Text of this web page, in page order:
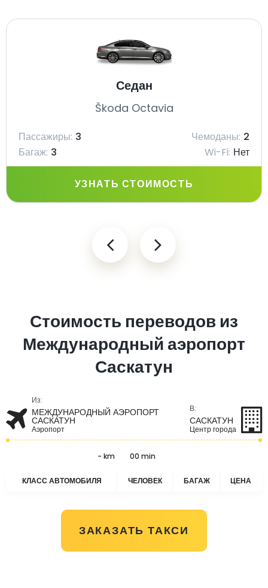
Седан
Škoda Octavia
Пассажиры: 3 Чемоданы: 2
Багаж: 3 Wi-Fi: Нет
УЗНАТЬ СТОИМОСТЬ
Стоимость переводов из
Международный аэропорт
Саскатун
Из:
МЕЖДУНАРОДНЫЙ АЭРОПОРТ
САСКАТУН
Аэропорт
В:
САСКАТУН
Центр города
- km 00 min
КЛАСС АВТОМОБИЛЯ ЧЕЛОВЕК БАГАЖ ЦЕНА
ЗАКАЗАТЬ ТАКСИ